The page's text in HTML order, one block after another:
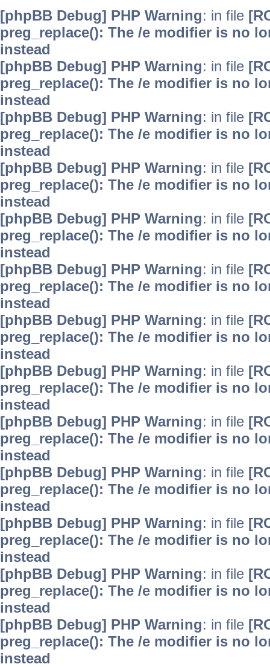
[phpBB Debug] PHP Warning: in file
preg_replace(): The /e modifier is no
instead
[phpBB Debug] PHP Warning: in file
preg_replace(): The /e modifier is no
instead
[phpBB Debug] PHP Warning: in file
preg_replace(): The /e modifier is no
instead
[phpBB Debug] PHP Warning: in file
preg_replace(): The /e modifier is no
instead
[phpBB Debug] PHP Warning: in file
preg_replace(): The /e modifier is no
instead
[phpBB Debug] PHP Warning: in file
preg_replace(): The /e modifier is no
instead
[phpBB Debug] PHP Warning: in file
preg_replace(): The /e modifier is no
instead
[phpBB Debug] PHP Warning: in file
preg_replace(): The /e modifier is no
instead
[phpBB Debug] PHP Warning: in file
preg_replace(): The /e modifier is no
instead
[phpBB Debug] PHP Warning: in file
preg_replace(): The /e modifier is no
instead
[phpBB Debug] PHP Warning: in file
preg_replace(): The /e modifier is no
instead
[phpBB Debug] PHP Warning: in file
preg_replace(): The /e modifier is no
instead
[phpBB Debug] PHP Warning: in file
preg_replace(): The /e modifier is no
instead